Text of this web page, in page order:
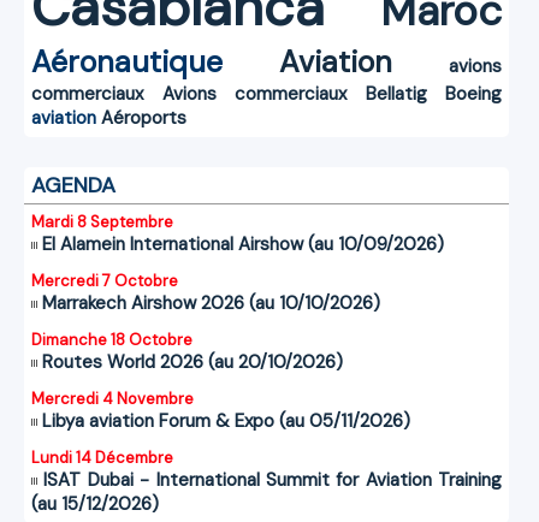
Aéronautique Aviation
avions
commerciaux
Avions commerciaux Bellatig
Boeing
aviation Aéroports
AGENDA
Mardi 8 Septembre
El Alamein International Airshow (au 10/09/2026)
Mercredi 7 Octobre
Marrakech Airshow 2026 (au 10/10/2026)
Dimanche 18 Octobre
Routes World 2026 (au 20/10/2026)
Mercredi 4 Novembre
Libya aviation Forum & Expo (au 05/11/2026)
Lundi 14 Décembre
ISAT Dubai - International Summit for Aviation Training
(au 15/12/2026)